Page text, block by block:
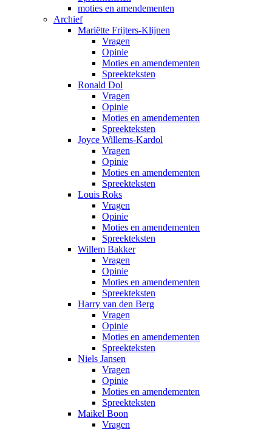
moties en amendementen
Archief
Mariëtte Frijters-Klijnen
Vragen
Opinie
Moties en amendementen
Spreekteksten
Ronald Dol
Vragen
Opinie
Moties en amendementen
Spreekteksten
Joyce Willems-Kardol
Vragen
Opinie
Moties en amendementen
Spreekteksten
Louis Roks
Vragen
Opinie
Moties en amendementen
Spreekteksten
Willem Bakker
Vragen
Opinie
Moties en amendementen
Spreekteksten
Harry van den Berg
Vragen
Opinie
Moties en amendementen
Spreekteksten
Niels Jansen
Vragen
Opinie
Moties en amendementen
Spreekteksten
Maikel Boon
Vragen